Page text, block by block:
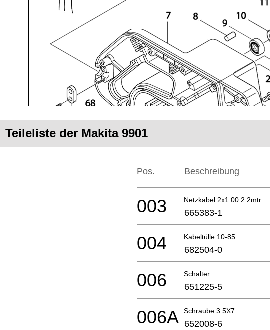
Teileliste der Makita 9901
Pos. Beschreibung
Netzkabel 2x1.00 2.2mtr
003 665383-1
Kabeltülle 10-85
004 682504-0
Schalter
006 651225-5
Schraube 3.5X7
006A 652008-6